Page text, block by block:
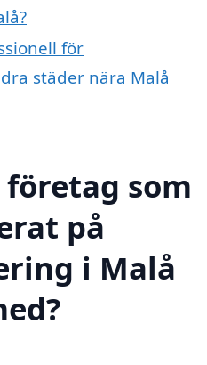
för
städer nära Malå
som
på
i Malå